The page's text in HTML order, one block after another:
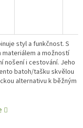
styl a funkčnost. S
a možností
nošení i cestování. Jeho
batoh/tašku skvělou
alternativu k běžným